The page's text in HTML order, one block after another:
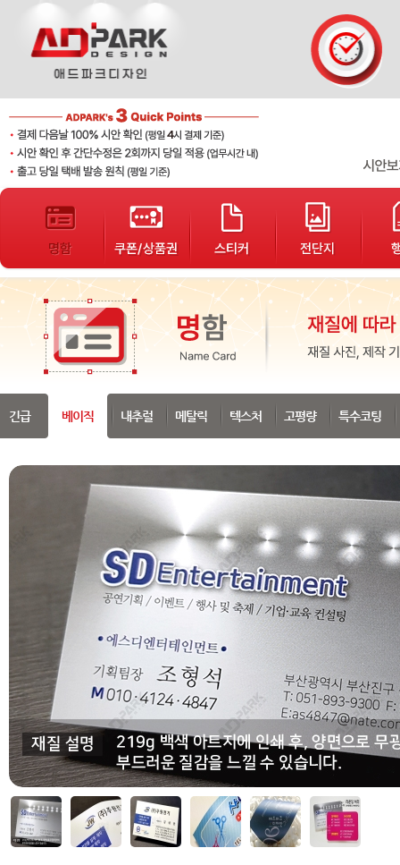
가표 샘플디자인 개인결제
긴급 베이직 내추럴 메탈릭 텍스처 고평량 특수코팅
가세 포함가입니다. (3만원 이상 무료배송)
자세히보기